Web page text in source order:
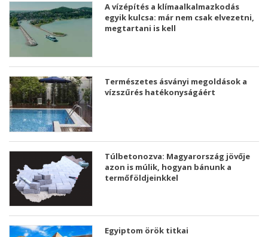
A vízépítés a klímaalkalmazkodás
egyik kulcsa: már nem csak elvezetni,
megtartani is kell
Természetes ásványi megoldások a
vízszűrés hatékonyságáért
Túlbetonozva: Magyarország jövője
azon is múlik, hogyan bánunk a
termőföldjeinkkel
Egyiptom örök titkai